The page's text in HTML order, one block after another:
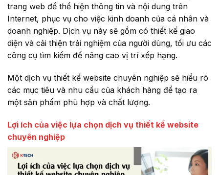
trang web để thể hiện thông tin và nội dung trên
Internet, phục vụ cho việc kinh doanh của cá nhân và
doanh nghiệp. Dịch vụ này sẽ gồm có thiết kế giao
diện và cải thiện trải nghiệm của người dùng, tối ưu các
công cụ tìm kiếm để nâng cao vị trí xếp hạng.
Một dịch vụ thiết kế website chuyên nghiệp sẽ hiểu rõ
các mục tiêu và nhu cầu của khách hàng để tạo ra
một sản phẩm phù hợp và chất lượng.
Lợi ích của việc lựa chọn dịch vụ thiết kế website
chuyên nghiệp